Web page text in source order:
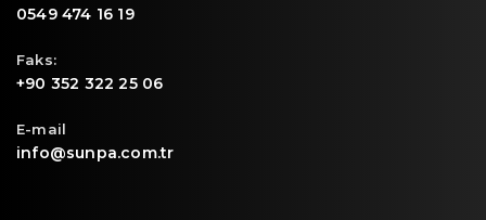
0549 474 16 19
Faks:
+90 352 322 25 06
E-mail
info@sunpa.com.tr